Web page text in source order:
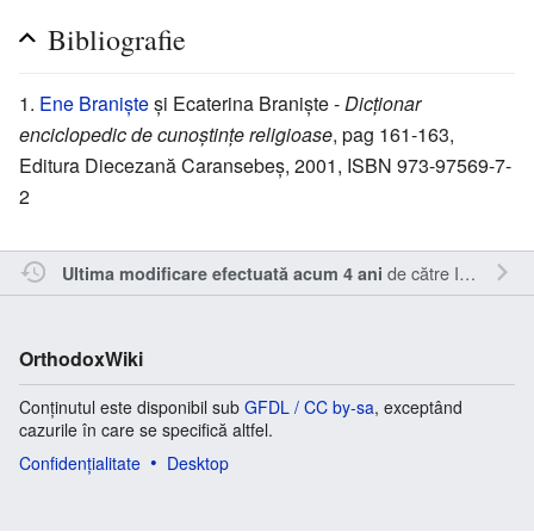
Bibliografie
Ene Branișteși Ecaterina Braniște - Dicționar
enciclopedic de cunoștințe religioase, pag 161-163,
Editura Diecezană Caransebeș, 2001, ISBN 973-97569-7-
2
Ultima modificare efectuată acum 4 ani de către Inistea .
OrthodoxWiki
Conținutul este disponibil sub GFDL / CC by-sa, exceptând
cazurile în care se specifică altfel.
Confidențialitate
Desktop